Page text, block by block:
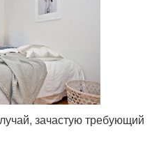
зачастую требующий